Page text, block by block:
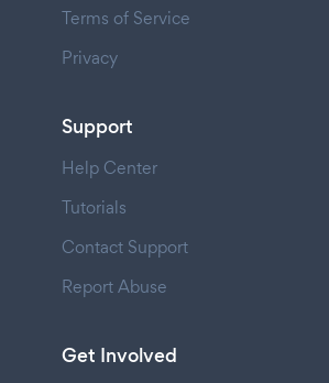
Terms of Service
Privacy
Support
Help Center
Tutorials
Contact Support
Report Abuse
Get Involved